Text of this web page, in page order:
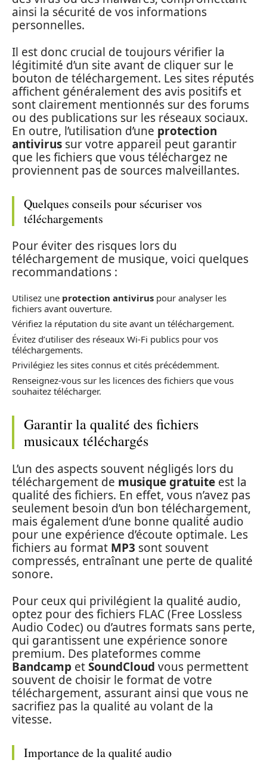
ainsi la sécurité de vos informations
personnelles.
Il est donc crucial de toujours vérifier la
légitimité d’un site avant de cliquer sur le
bouton de téléchargement. Les sites réputés
affichent généralement des avis positifs et
sont clairement mentionnés sur des forums
ou des publications sur les réseaux sociaux.
En outre, l’utilisation d’une protection
antivirus sur votre appareil peut garantir
que les fichiers que vous téléchargez ne
proviennent pas de sources malveillantes.
Quelques conseils pour sécuriser vos
téléchargements
Pour éviter des risques lors du
téléchargement de musique, voici quelques
recommandations :
Utilisez une protection antivirus pour analyser les
fichiers avant ouverture.
Vérifiez la réputation du site avant un téléchargement.
Évitez d’utiliser des réseaux Wi-Fi publics pour vos
téléchargements.
Privilégiez les sites connus et cités précédemment.
Renseignez-vous sur les licences des fichiers que vous
souhaitez télécharger.
Garantir la qualité des fichiers
musicaux téléchargés
L’un des aspects souvent négligés lors du
téléchargement de musique gratuite est la
qualité des fichiers. En effet, vous n’avez pas
seulement besoin d’un bon téléchargement,
mais également d’une bonne qualité audio
pour une expérience d’écoute optimale. Les
fichiers au format MP3 sont souvent
compressés, entraînant une perte de qualité
sonore.
Pour ceux qui privilégient la qualité audio,
optez pour des fichiers FLAC (Free Lossless
Audio Codec) ou d’autres formats sans perte,
qui garantissent une expérience sonore
premium. Des plateformes comme
Bandcamp etSoundCloud vous permettent
souvent de choisir le format de votre
téléchargement, assurant ainsi que vous ne
sacrifiez pas la qualité au volant de la
vitesse.
Importance de la qualité audio